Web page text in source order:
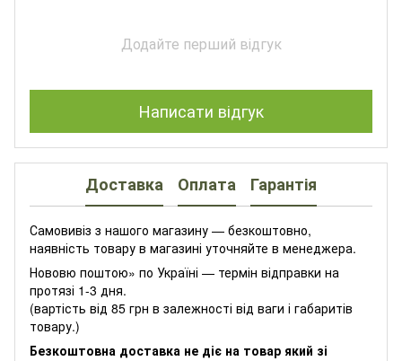
Додайте перший відгук
Написати відгук
Доставка Оплата Гарантія
Самовивіз з нашого магазину — безкоштовно,
наявність товару в магазині уточняйте в менеджера.
Нововю поштою» по Україні — термін відправки на
протязі 1-3 дня.
(вартість від 85 грн в залежності від ваги і габаритів
товару.)
Безкоштовна доставка не діє на товар який зі